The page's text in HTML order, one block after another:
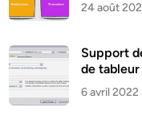
24 août
Support
de tableur
6 avril 2022